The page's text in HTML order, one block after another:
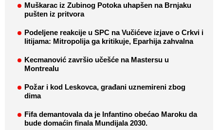
Muškarac iz Zubinog Potoka uhapšen na Brnjaku
pušten iz pritvora
Podeljene reakcije u SPC na Vučićeve izjave o Crkvi i
litijama: Mitropolija ga kritikuje, Eparhija zahvalna
Kecmanović završio učešće na Mastersu u
Montrealu
Požar i kod Leskovca, građani uznemireni zbog
dima
Fifa demantovala da je Infantino obećao Maroku da
bude domaćin finala Mundijala 2030.